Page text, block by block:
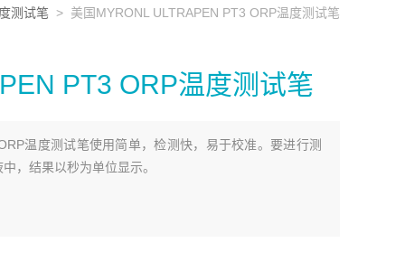
测试笔 > 美国MYRONL ULTRAPEN PT3 ORP温度测试笔
PT3 ORP温度测试笔
温度测试笔使用简单，检测快，易于校准。要进行测
，结果以秒为单位显示。